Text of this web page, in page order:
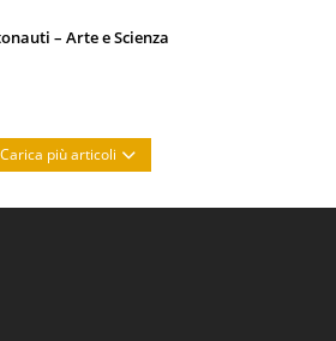
– Arte e Scienza
Carica più articoli